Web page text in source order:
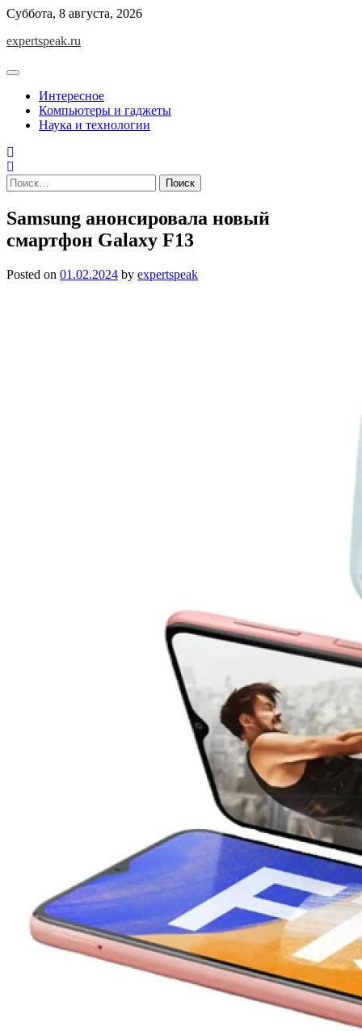
Skip
content
Суббота, 8 августа, 2026
expertspeak.ru
Интересное
Компьютеры и гаджеты
Наука и технологии
Найти:
Samsung анонсировала новый
смартфон Galaxy F13
Posted on 01.02.2024 by expertspeak